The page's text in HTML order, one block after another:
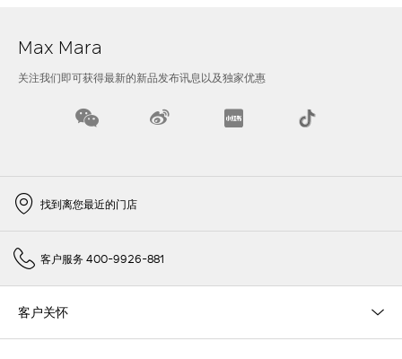
Max Mara
关注我们即可获得最新的新品发布讯息以及独家优惠
找到离您最近的门店
客户服务 400-9926-881
客户关怀